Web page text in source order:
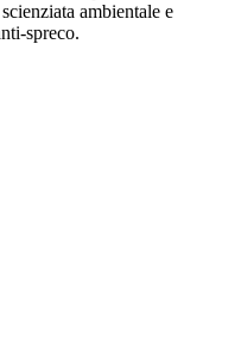
ambientale e
spreco.